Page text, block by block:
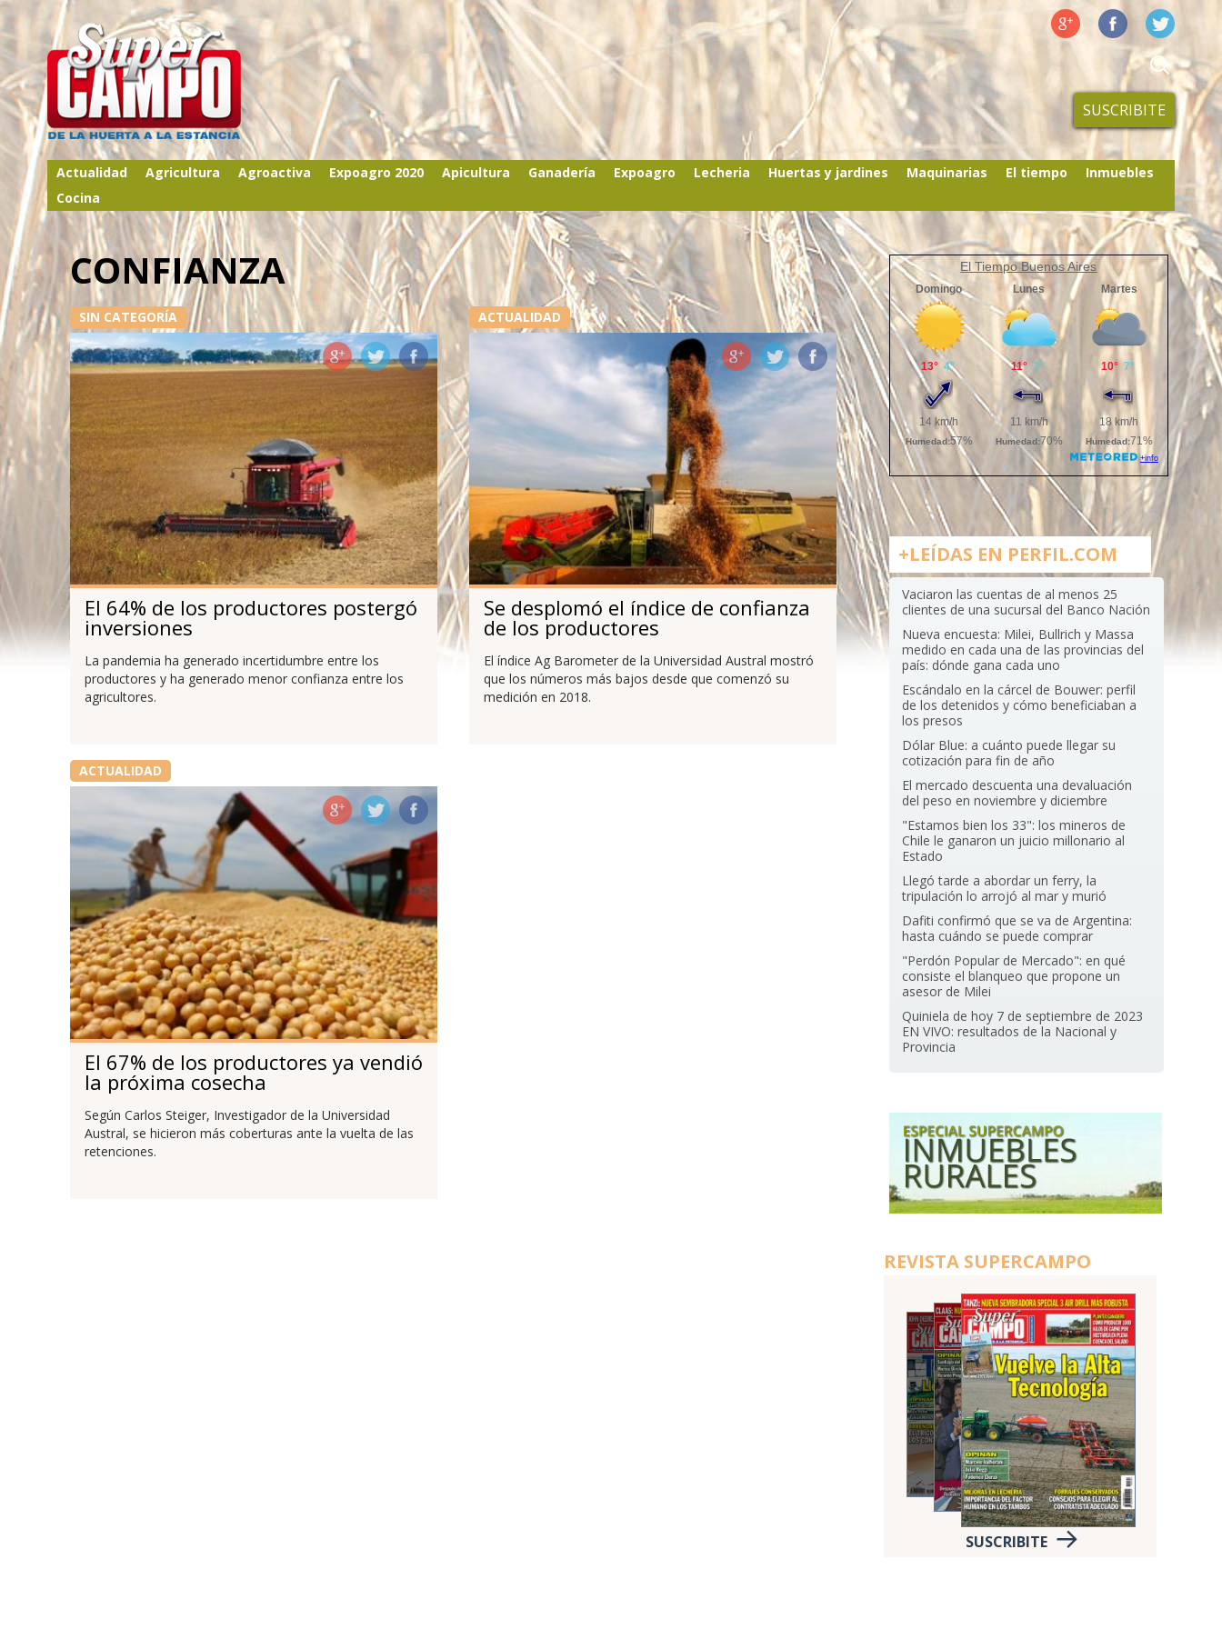
SUSCRIBITE
Actualidad Agricultura Agroactiva Expoagro 2020 Apicultura Ganadería Expoagro Lecheria Huertas y jardines Maquinarias El tiempo
Inmuebles
Cocina
CONFIANZA
SIN CATEGORÍA
El 64% de los productores postergó
inversiones
La pandemia ha generado incertidumbre entre los
productores y ha generado menor confianza entre los
agricultores.
ACTUALIDAD
Se desplomó el índice de confianza
de los productores
El índice Ag Barometer de la Universidad Austral mostró
que los números más bajos desde que comenzó su
medición en 2018.
ACTUALIDAD
El 67% de los productores ya vendió
la próxima cosecha
Según Carlos Steiger, Investigador de la Universidad
Austral, se hicieron más coberturas ante la vuelta de las
retenciones.
El Tiempo Buenos Aires
+LEÍDAS EN PERFIL.COM
Vaciaron las cuentas de al menos 25
clientes de una sucursal del Banco Nación
Nueva encuesta: Milei, Bullrich y Massa
medido en cada una de las provincias del
país: dónde gana cada uno
Escándalo en la cárcel de Bouwer: perfil
de los detenidos y cómo beneficiaban a
los presos
Dólar Blue: a cuánto puede llegar su
cotización para fin de año
El mercado descuenta una devaluación
del peso en noviembre y diciembre
"Estamos bien los 33": los mineros de
Chile le ganaron un juicio millonario al
Estado
Llegó tarde a abordar un ferry, la
tripulación lo arrojó al mar y murió
Dafiti confirmó que se va de Argentina:
hasta cuándo se puede comprar
"Perdón Popular de Mercado": en qué
consiste el blanqueo que propone un
asesor de Milei
Quiniela de hoy 7 de septiembre de 2023
EN VIVO: resultados de la Nacional y
Provincia
REVISTA SUPERCAMPO
SUSCRIBITE